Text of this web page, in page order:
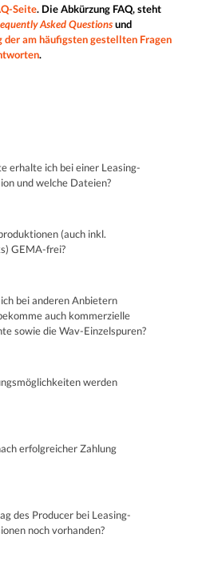
Seite. Die Abkürzung FAQ, steht
Asked Questions und
der am häufigsten gestellten Fragen
.
erhalte ich bei einer Leasing-
und welche Dateien?
(auch inkl.
GEMA-frei?
bei anderen Anbietern
auch kommerzielle
sowie die Wav-Einzelspuren?
werden
erfolgreicher Zahlung
des Producer bei Leasing-
noch vorhanden?